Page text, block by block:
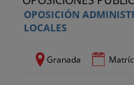
OPOSICIÓN
LOCALES
Granada